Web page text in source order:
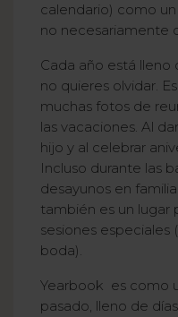
calendario) como
no necesariamente
Cada año está
no quieres olvidar.
muchas fotos de
las vacaciones. Al
hijo y al celebrar
Incluso durante las
desayunos en
también es un lugar
sesiones especiales
boda).
Yearbook es como
pasado, lleno de